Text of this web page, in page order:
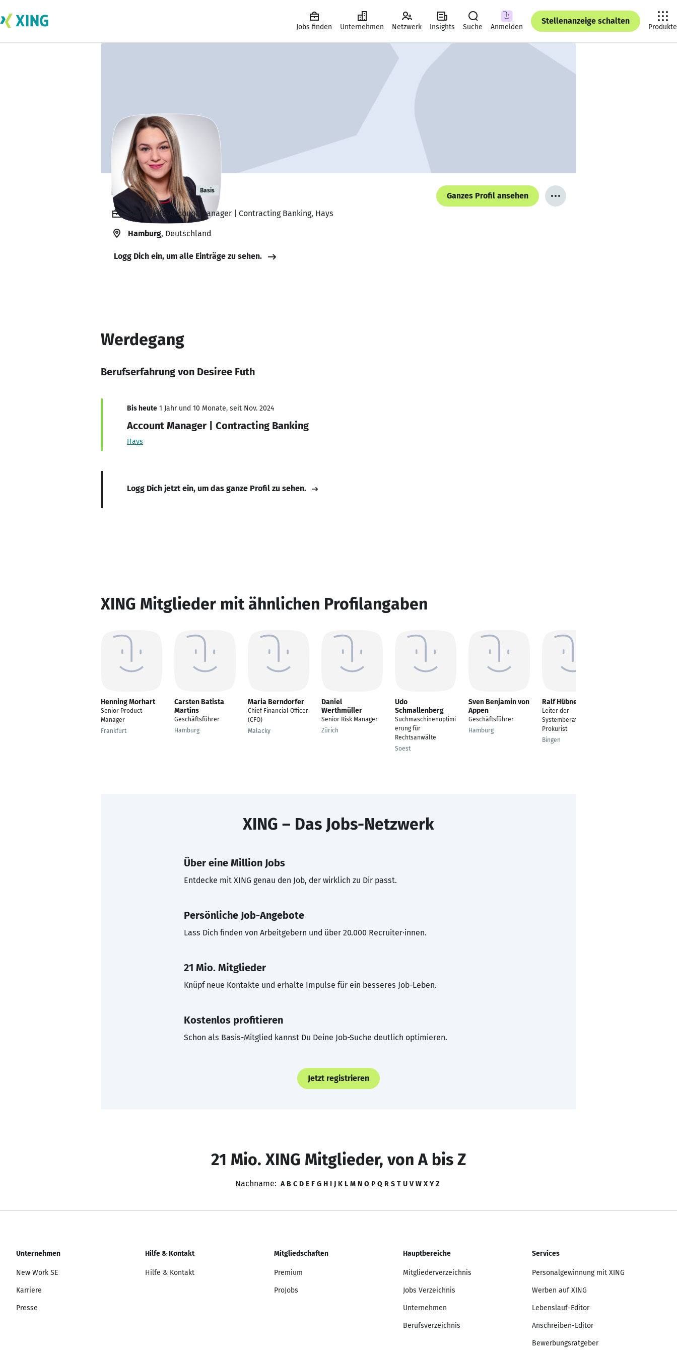
Jobs finden Unternehmen Netzwerk Insights Suche Anmelden
Stellenanzeige schalten
Produkte
Desiree Futh Basis
Ganzes Profil ansehen
Angestellt, Account Manager | Contracting Banking, Hays
Hamburg, Deutschland
Logg Dich ein, um alle Einträge zu sehen.
Werdegang
Berufserfahrung von Desiree Futh
Bis heute 1 Jahr und 10 Monate, seit Nov. 2024
Account Manager | Contracting Banking
Hays
Logg Dich jetzt ein, um das ganze Profil zu sehen.
XING Mitglieder mit ähnlichen Profilangaben
Henning Morhart
Senior Product
Manager
Frankfurt
Carsten Batista
Martins
Geschäftsführer
Hamburg
Maria Berndorfer
Chief Financial Officer
(CFO)
Malacky
Daniel
Werthmüller
Senior Risk Manager
Zürich
Udo
Schmallenberg
Suchmaschinenoptimi
erung für
Rechtsanwälte
Soest
Sven Benjamin von
Appen
Geschäftsführer
Hamburg
Ralf Hübner
Leiter der
Systemberatung und
Prokurist
Bingen
XING – Das Jobs-Netzwerk
Über eine Million Jobs
Entdecke mit XING genau den Job, der wirklich zu Dir passt.
Persönliche Job-Angebote
Lass Dich finden von Arbeitgebern und über 20.000 Recruiter·innen.
21 Mio. Mitglieder
Knüpf neue Kontakte und erhalte Impulse für ein besseres Job-Leben.
Kostenlos profitieren
Schon als Basis-Mitglied kannst Du Deine Job-Suche deutlich optimieren.
Jetzt registrieren
21 Mio. XING Mitglieder, von A bis Z
Nachname: A B C D E F G H I J K L M N O P Q R S T U V W X Y Z
Unternehmen
New Work SE
Karriere
Presse
Hilfe & Kontakt
Hilfe & Kontakt
Mitgliedschaften
Premium
ProJobs
Hauptbereiche
Mitgliederverzeichnis
Jobs Verzeichnis
Unternehmen
Berufsverzeichnis
Services
Personalgewinnung mit XING
Werben auf XING
Lebenslauf-Editor
Anschreiben-Editor
Bewerbungsratgeber